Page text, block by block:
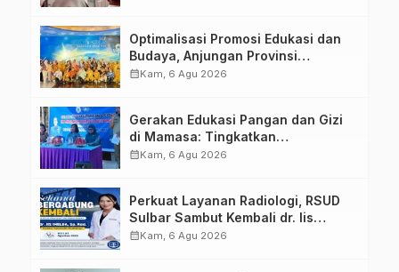
Optimalisasi Promosi Edukasi dan
Budaya, Anjungan Provinsi
Sulawesi Barat Perkuat Kolaborasi
calendar_monthKam, 6 Agu 2026
Gerakan Edukasi Pangan dan Gizi
di Mamasa: Tingkatkan
Pengetahuan dan Keterampilan
calendar_monthKam, 6 Agu 2026
Perkuat Layanan Radiologi, RSUD
Sulbar Sambut Kembali dr. Iis
Imelda, Sp.Rad
calendar_monthKam, 6 Agu 2026